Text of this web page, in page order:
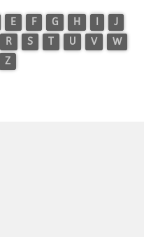
E F G H
J
R S T U V
W
Z